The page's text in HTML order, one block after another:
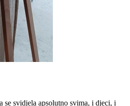
se svidjela apsolutno svima, i djeci, i